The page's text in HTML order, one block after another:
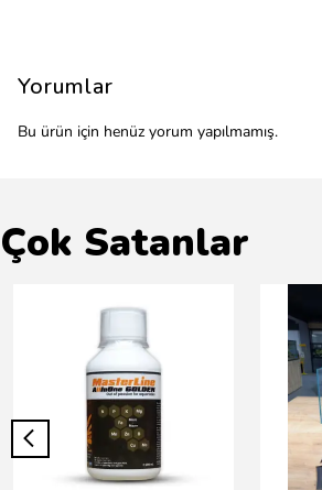
Yorumlar
Bu ürün için henüz yorum yapılmamış.
Çok Satanlar